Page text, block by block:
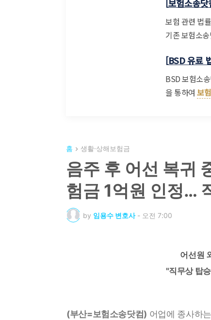
보험소송닷
보험 관련 법
기존 보험소
[BSD 유료
BSD 보험소
을 통하여보
홈 생활·상해보험금
음주 후 어선 복귀
험금 1억원 인정…
by 임용수 변호사 - 오전 7:00
어선원
"직무상 탑
(부산=보험소송닷컴) 어업에 종사하